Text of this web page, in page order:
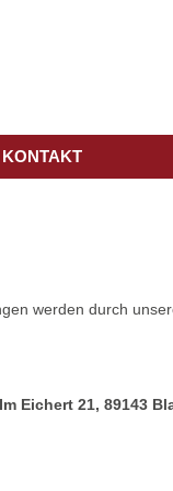
KONTAKT
werden durch
Eichert 21, 89143